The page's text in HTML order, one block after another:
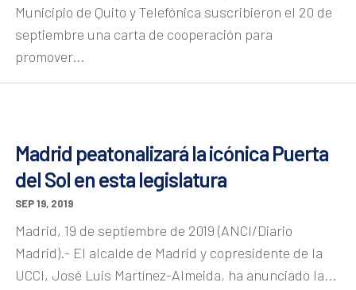
Municipio de Quito y Telefónica suscribieron el 20 de
septiembre una carta de cooperación para
promover...
Madrid peatonalizará la icónica Puerta
del Sol en esta legislatura
SEP 19, 2019
Madrid, 19 de septiembre de 2019 (ANCI/Diario
Madrid).- El alcalde de Madrid y copresidente de la
UCCI, José Luis Martínez-Almeida, ha anunciado la...